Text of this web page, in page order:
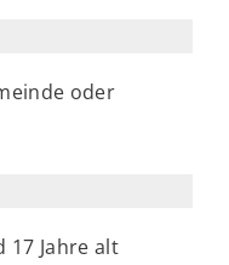
oder
17 Jahre alt